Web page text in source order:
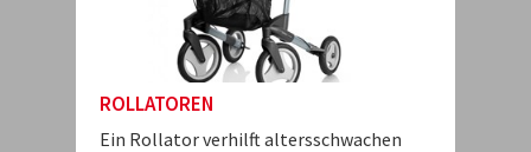
ROLLATOREN
Ein Rollator verhilft altersschwachen